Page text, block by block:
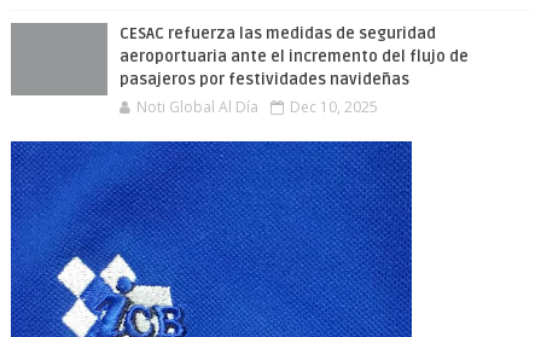
CESAC refuerza las medidas de seguridad
aeroportuaria ante el incremento del flujo de
pasajeros por festividades navideñas
Noti Global Al Día Dec 10, 2025